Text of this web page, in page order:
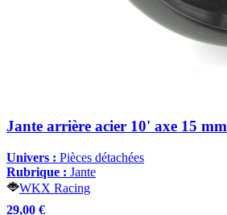
Jante arrière acier 10' axe 15 mm
Univers : Pièces détachées
Rubrique : Jante
WKX Racing
29,00 €